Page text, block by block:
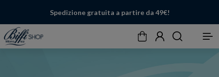
Spedizione gratuita a partire da 49€!
CarrelloAccountCerca Menu